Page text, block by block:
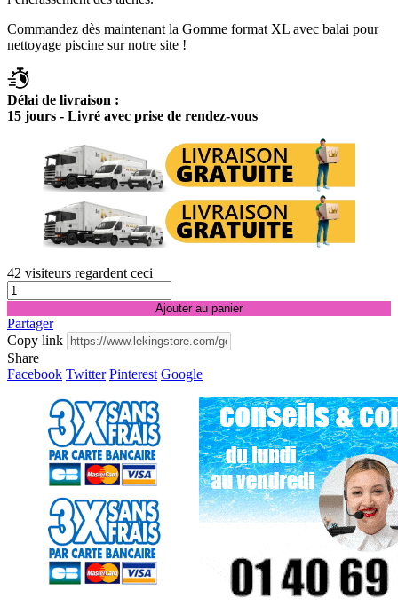
Commandez dès maintenant la Gomme format XL avec balai pour
nettoyage piscine sur notre site !
Délai de livraison :
15 jours - Livré avec prise de rendez-vous
42 visiteurs regardent ceci
Ajouter au panier
Partager
Copy link
Share
Facebook Twitter Pinterest Google